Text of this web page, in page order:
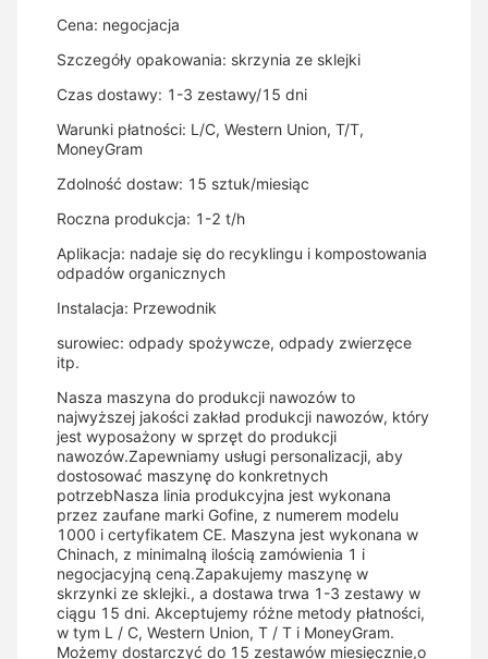
Cena: negocjacja
Szczegóły opakowania: skrzynia ze sklejki
Czas dostawy: 1-3 zestawy/15 dni
Warunki płatności: L/C, Western Union, T/T,
MoneyGram
Zdolność dostaw: 15 sztuk/miesiąc
Roczna produkcja: 1-2 t/h
Aplikacja: nadaje się do recyklingu i kompostowania
odpadów organicznych
Instalacja: Przewodnik
surowiec: odpady spożywcze, odpady zwierzęce
itp.
Nasza maszyna do produkcji nawozów to
najwyższej jakości zakład produkcji nawozów, który
jest wyposażony w sprzęt do produkcji
nawozów.Zapewniamy usługi personalizacji, aby
dostosować maszynę do konkretnych
potrzebNasza linia produkcyjna jest wykonana
przez zaufane marki Gofine, z numerem modelu
1000 i certyfikatem CE. Maszyna jest wykonana w
Chinach, z minimalną ilością zamówienia 1 i
negocjacyjną ceną.Zapakujemy maszynę w
skrzynki ze sklejki., a dostawa trwa 1-3 zestawy w
ciągu 15 dni. Akceptujemy różne metody płatności,
w tym L / C, Western Union, T / T i MoneyGram.
Możemy dostarczyć do 15 zestawów miesięcznie,o